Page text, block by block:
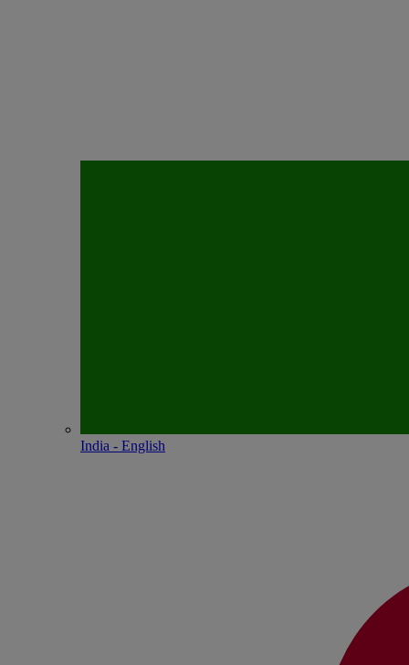
India - English